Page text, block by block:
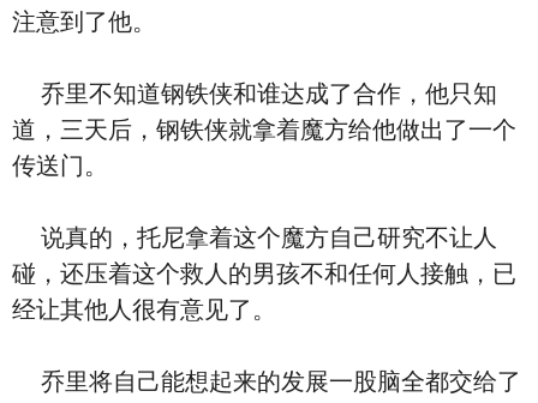
注意到了他。
乔里不知道钢铁侠和谁达成了合作，他只知
道，三天后，钢铁侠就拿着魔方给他做出了一个
传送门。
说真的，托尼拿着这个魔方自己研究不让人
碰，还压着这个救人的男孩不和任何人接触，已
经让其他人很有意见了。
乔里将自己能想起来的发展一股脑全都交给了